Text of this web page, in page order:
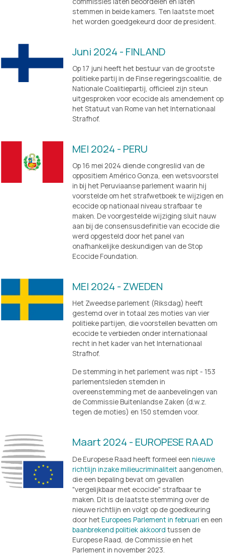
stemmen in beide kamers. Ten laatste moet
het worden goedgekeurd door de president.
Juni 2024 - FINLAND
Op 17 juni heeft het bestuur van de grootste
politieke partij in de Finse regeringscoalitie, de
Nationale Coalitiepartij, officieel zijn steun
uitgesproken voor ecocide als amendement op
het Statuut van Rome van het Internationaal
Strafhof.
MEI 2024 - PERU
Op 16 mei 2024 diende congreslid van de
oppositiem Américo Gonza, een wetsvoorstel
in bij het Peruviaanse parlement waarin hij
voorstelde om het strafwetboek te wijzigen en
ecocide op nationaal niveau strafbaar te
maken. De voorgestelde wijziging sluit nauw
aan bij de consensusdefinitie van ecocide die
werd opgesteld door het panel van
onafhankelijke deskundigen van de Stop
Ecocide Foundation.
MEI 2024 - ZWEDEN
Het Zweedse parlement (Riksdag) heeft
gestemd over in totaal zes moties van vier
politieke partijen, die voorstellen bevatten om
ecocide te verbieden onder internationaal
recht in het kader van het Internationaal
Strafhof.
De stemming in het parlement was nipt - 153
parlementsleden stemden in
overeenstemming met de aanbevelingen van
de Commissie Buitenlandse Zaken (d.w.z.
tegen de moties) en 150 stemden voor.
Maart 2024 - EUROPESE RAAD
De Europese Raad heeft formeel een nieuwe
richtlijn inzake milieucriminaliteit aangenomen,
die een bepaling bevat om gevallen
"vergelijkbaar met ecocide" strafbaar te
maken. Dit is de laatste stemming over de
nieuwe richtlijn en volgt op de goedkeuring
door het Europees Parlement in februari
baanbrekend politiek akkoord tussen de
Europese Raad, de Commissie en het
Parlement in november 2023.